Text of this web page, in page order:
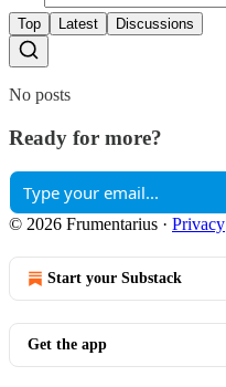
Top Latest Discussions
No posts
Ready for more?
© 2026 Frumentarius · Privacy
Start your Substack
Get the app